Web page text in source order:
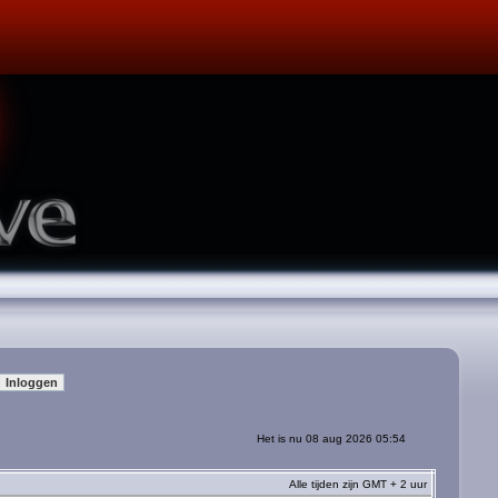
Het is nu 08 aug 2026 05:54
Alle tijden zijn GMT + 2 uur